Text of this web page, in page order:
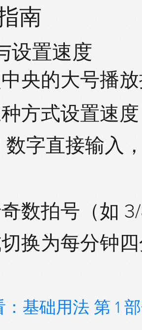
南
设置速度
央的大号播
方式设置速
数字直接输入
数拍号（如
切换为每分钟
：基础用法 第 1